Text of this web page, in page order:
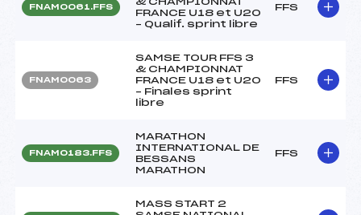
FNAM0061.FFS
FRANCE U18 et U20
– Qualif. sprint libre
FFS
FNAM0063
SAMSE TOUR FFS 3
& CHAMPIONNAT
FRANCE U18 et U20
– Finales sprint
libre
FFS
FNAM0183.FFS
MARATHON
INTERNATIONAL DE
BESSANS
MARATHON
FFS
MASS START 2